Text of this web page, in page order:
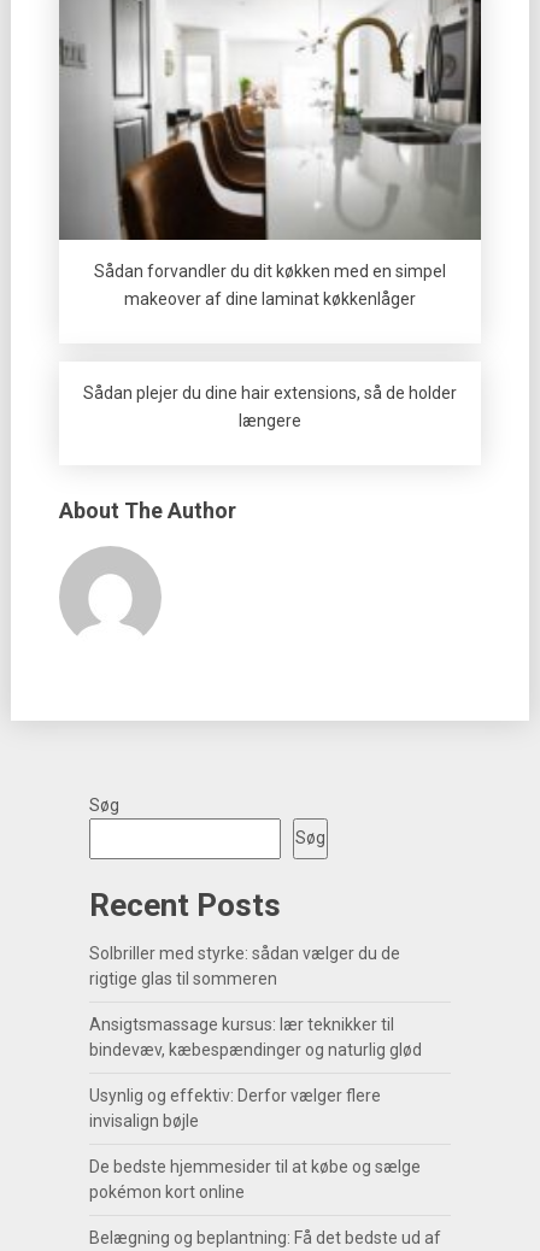
Sådan forvandler du dit køkken med en simpel
makeover af dine laminat køkkenlåger
Sådan plejer du dine hair extensions, så de holder
længere
About The Author
Søg
Søg
Recent Posts
Solbriller med styrke: sådan vælger du de
rigtige glas til sommeren
Ansigtsmassage kursus: lær teknikker til
bindevæv, kæbespændinger og naturlig glød
Usynlig og effektiv: Derfor vælger flere
invisalign bøjle
De bedste hjemmesider til at købe og sælge
pokémon kort online
Belægning og beplantning: Få det bedste ud af